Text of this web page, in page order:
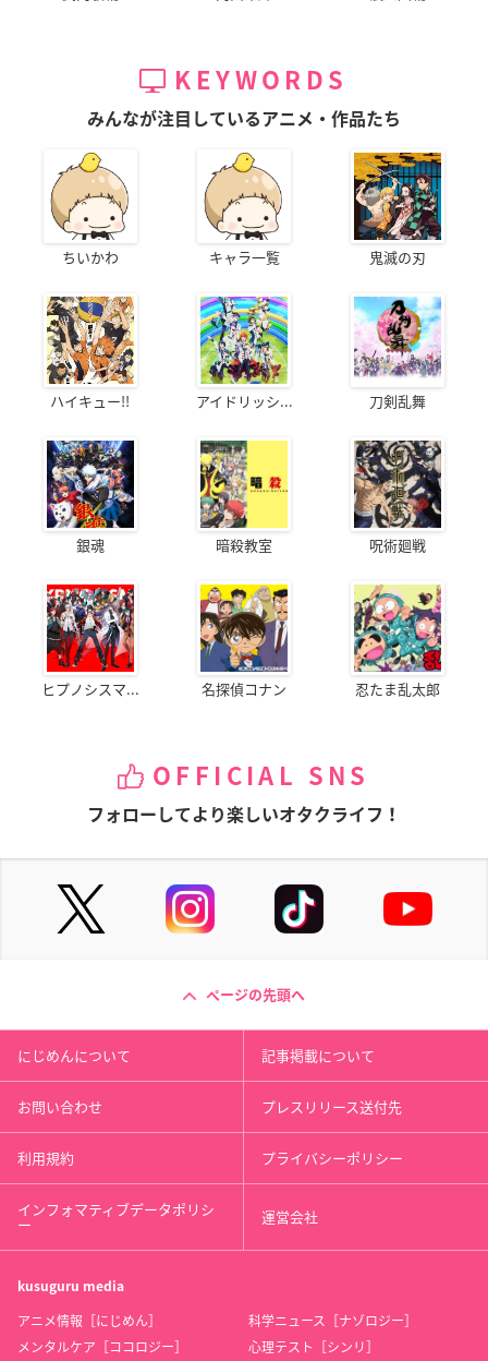
KEYWORDS
みんなが注目しているアニメ・作品たち
ちいかわ キャラ一覧 鬼滅の刃
ハイキュー!! アイドリッシ... 刀剣乱舞
銀魂 暗殺教室 呪術廻戦
ヒプノシスマ... 名探偵コナン 忍たま乱太郎
OFFICIAL SNS
フォローしてより楽しいオタクライフ！
ページの先頭へ
にじめんについて 記事掲載について
お問い合わせ プレスリリース送付先
利用規約 プライバシーポリシー
インフォマティブデータポリシ
ー 運営会社
kusuguru media
アニメ情報［にじめん］
科学ニュース［ナゾロジー］
メンタルケア［ココロジー］
心理テスト［シンリ］